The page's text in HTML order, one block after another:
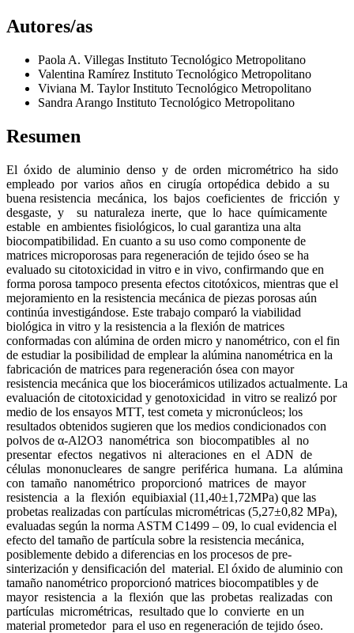
Autores/as
Paola A. Villegas Instituto Tecnológico Metropolitano
Valentina Ramírez Instituto Tecnológico Metropolitano
Viviana M. TaylorInstituto Tecnológico Metropolitano
Sandra Arango Instituto Tecnológico Metropolitano
Resumen
El óxido de aluminio denso y de orden micrométrico ha sido
empleado por varios años en cirugía ortopédica debido a su
buena resistencia mecánica, los bajos coeficientes de fricción y
desgaste, y su naturaleza inerte, que lo hace químicamente
estable en ambientes fisiológicos, lo cual garantiza una alta
biocompatibilidad. En cuanto a su uso como componente de
matrices microporosas para regeneración de tejido óseo se ha
evaluado su citotoxicidad in vitro e in vivo, confirmando que en
forma porosa tampoco presenta efectos citotóxicos, mientras que el
mejoramiento en la resistencia mecánica de piezas porosas aún
continúa investigándose. Este trabajo comparó la viabilidad
biológica in vitro y la resistencia a la flexión de matrices
conformadas con alúmina de orden micro y nanométrico, con el fin
de estudiar la posibilidad de emplear la alúmina nanométrica en la
fabricación de matrices para regeneración ósea con mayor
resistencia mecánica que los biocerámicos utilizados actualmente. La
evaluación de citotoxicidad y genotoxicidad in vitro se realizó por
medio de los ensayos MTT, test cometa y micronúcleos; los
resultados obtenidos sugieren que los medios condicionados con
polvos de α-Al2O3 nanométrica son biocompatibles al no
presentar efectos negativos ni alteraciones en el ADN de
células mononucleares de sangre periférica humana. La alúmina
con tamaño nanométrico proporcionó matrices de mayor
resistencia a la flexión equibiaxial (11,40±1,72MPa) que las
probetas realizadas con partículas micrométricas (5,27±0,82 MPa),
evaluadas según la norma ASTM C1499 – 09, lo cual evidencia el
efecto del tamaño de partícula sobre la resistencia mecánica,
posiblemente debido a diferencias en los procesos de pre-
sinterización y densificación del material. El óxido de aluminio con
tamaño nanométrico proporcionó matrices biocompatibles y de
mayor resistencia a la flexión que las probetas realizadas con
partículas micrométricas, resultado que lo convierte en un
material prometedor para el uso en regeneración de tejido óseo.